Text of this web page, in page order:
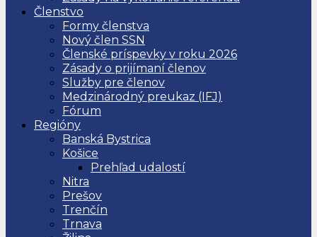
Členstvo
Formy členstva
Nový člen SSN
Členské príspevky v roku 2026
Zásady o prijímaní členov
Služby pre členov
Medzinárodný preukaz (IFJ)
Fórum
Regióny
Banská Bystrica
Košice
Prehľad udalostí
Nitra
Prešov
Trenčín
Trnava